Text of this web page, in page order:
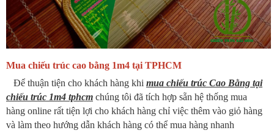
Mua chiếu trúc cao bằng 1m4 tại TPHCM
Để thuận tiện cho khách hàng khi mua chiếu trúc Cao Bằng tại
chiếu trúc 1m4 tphcm chúng tôi đã tích hợp sẵn hệ thống mua
hàng online rất tiện lợi cho khách hàng chỉ việc thêm vào giỏ hàng
và làm theo hướng dẫn khách hàng có thể mua hàng nhanh